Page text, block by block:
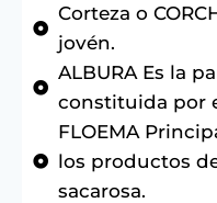
Corteza o
jovén.
ALBURA Es la
constituida por
FLOEMA
los productos
sacarosa.